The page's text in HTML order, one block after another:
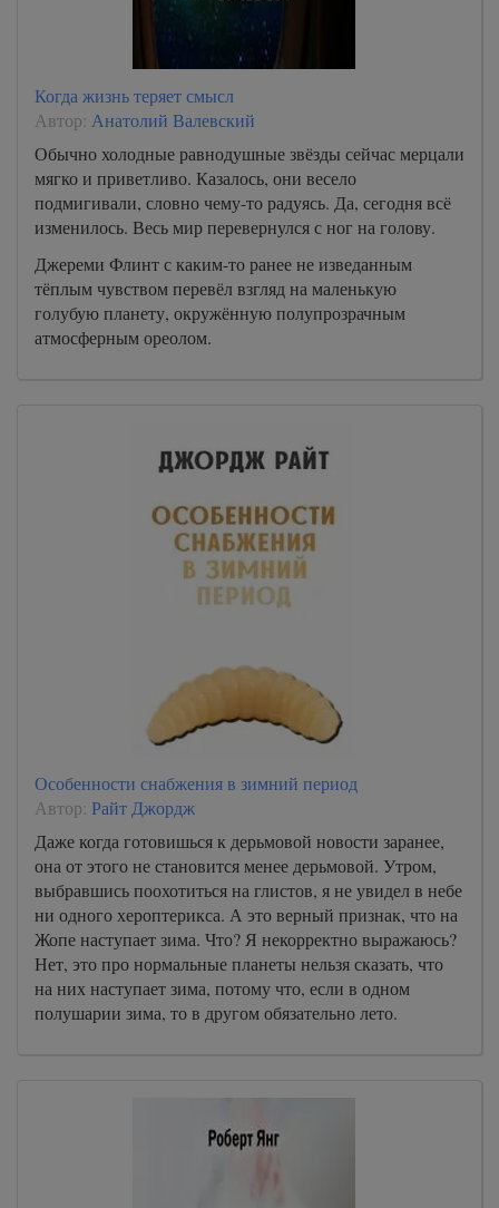
Когда жизнь теряет смысл
Автор: Анатолий Валевский
Обычно холодные равнодушные звёзды сейчас мерцали
мягко и приветливо. Казалось, они весело
подмигивали, словно чему-то радуясь. Да, сегодня всё
изменилось. Весь мир перевернулся с ног на голову.
Джереми Флинт с каким-то ранее не изведанным
тёплым чувством перевёл взгляд на маленькую
голубую планету, окружённую полупрозрачным
атмосферным ореолом.
Особенности снабжения в зимний период
Автор: Райт Джордж
Даже когда готовишься к дерьмовой новости заранее,
она от этого не становится менее дерьмовой. Утром,
выбравшись поохотиться на глистов, я не увидел в небе
ни одного хероптерикса. А это верный признак, что на
Жопе наступает зима. Что? Я некорректно выражаюсь?
Нет, это про нормальные планеты нельзя сказать, что
на них наступает зима, потому что, если в одном
полушарии зима, то в другом обязательно лето.